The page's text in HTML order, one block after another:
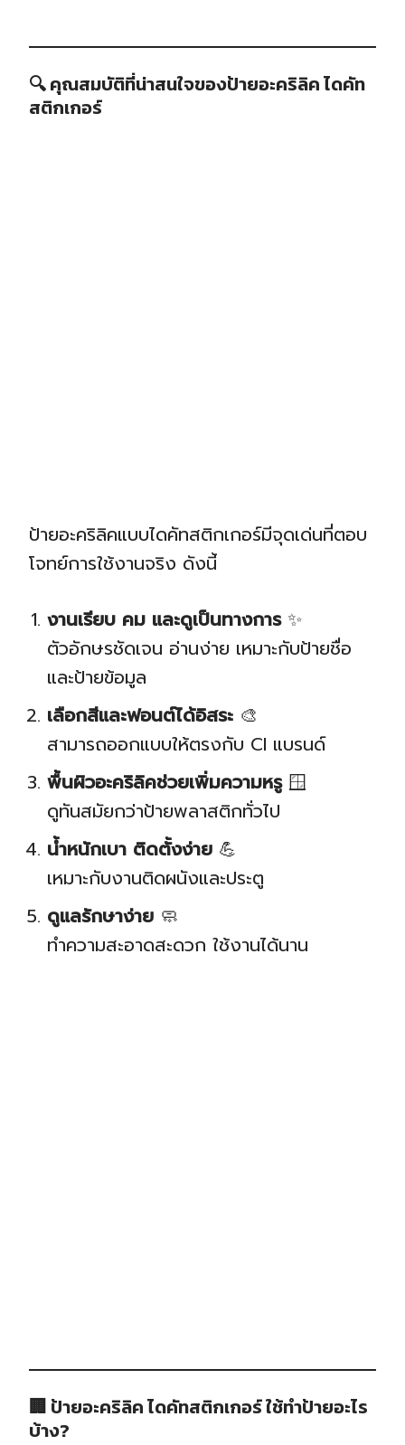
🔍 คุณสมบัติที่น่าสนใจของป้ายอะคริลิค ไดคัท
สติกเกอร์
ป้ายอะคริลิคแบบไดคัทสติกเกอร์มีจุดเด่นที่ตอบ
โจทย์การใช้งานจริง ดังนี้
งานเรียบ คม และดูเป็นทางการ✨
ตัวอักษรชัดเจน อ่านง่าย เหมาะกับป้ายชื่อ
และป้ายข้อมูล
เลือกสีและฟอนต์ได้อิสระ 🎨
สามารถออกแบบให้ตรงกับ CI แบรนด์
พื้นผิวอะคริลิคช่วยเพิ่มความหรู🪟
ดูทันสมัยกว่าป้ายพลาสติกทั่วไป
น้ำหนักเบา ติดตั้งง่าย 💪
เหมาะกับงานติดผนังและประตู
ดูแลรักษาง่าย 🧼
ทำความสะอาดสะดวก ใช้งานได้นาน
🏢 ป้ายอะคริลิค ไดคัทสติกเกอร์ ใช้ทำป้ายอะไร
บ้าง?